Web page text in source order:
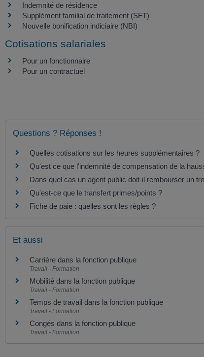
Indemnité de résidence
Supplément familial de traitement (SFT)
Nouvelle bonification indiciaire (NBI)
Cotisations salariales
Pour un fonctionnaire
Pour un contractuel
Questions ? Réponses !
Quelles cotisations sur les heures supplémentaires ?
Qu'est ce que l'indemnité de compensation de la
Dans quel cas un agent public doit-il rembourser un
Qu'est-ce que le transfert primes/points ?
Fiche de paie : quelles sont les règles ?
Et aussi
Carrière dans la fonction publique
Travail - Formation
Mobilité dans la fonction publique
Travail - Formation
Temps de travail dans la fonction publique
Travail - Formation
Congés dans la fonction publique
Travail - Formation